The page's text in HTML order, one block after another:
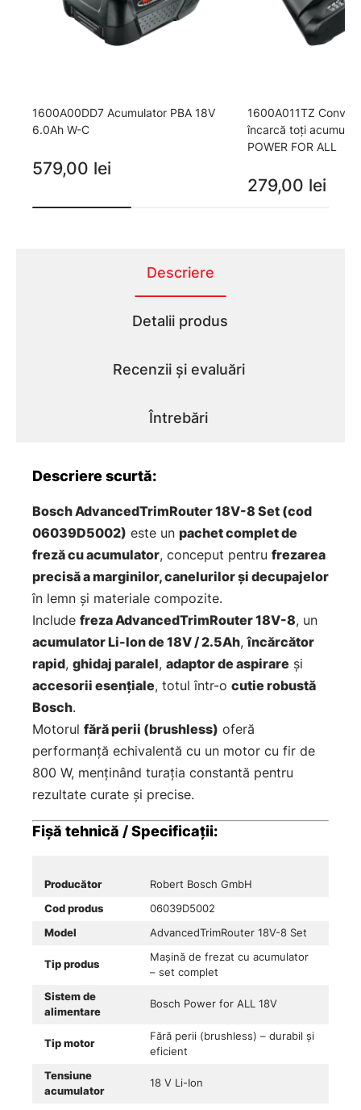
1600A00DD7 Acumulator PBA 18V
6.0Ah W-C
579,00 lei
1600A011TZ
încarcă toţi
POWER FOR ALL
279,00 lei
Descriere
Detalii produs
Recenzii și evaluări
Întrebări
Descriere scurtă:
Bosch AdvancedTrimRouter 18V-8 Set (cod
06039D5002) este un pachet complet de
freză cu acumulator, conceput pentru frezarea
precisă a marginilor, canelurilor și decupajelor
în lemn și materiale compozite.
Include freza AdvancedTrimRouter 18V-8, un
acumulator Li-Ion de 18V / 2.5Ah,încărcător
rapid, ghidaj paralel, adaptor de aspirare și
accesorii esențiale, totul într-o cutie robustă
Bosch.
Motorul fără perii (brushless) oferă
performanță echivalentă cu un motor cu fir de
800 W, menținând turația constantă pentru
rezultate curate și precise.
Fișă tehnică / Specificații:
Producător
Robert Bosch GmbH
Cod produs
06039D5002
Model
AdvancedTrimRouter 18V-8 Set
Tip produs
Mașină de frezat cu acumulator
– set complet
Sistem de
alimentare
Bosch Power for ALL 18V
Tip motor
Fără perii (brushless) – durabil și
eficient
Tensiune
acumulator
18 V Li-Ion